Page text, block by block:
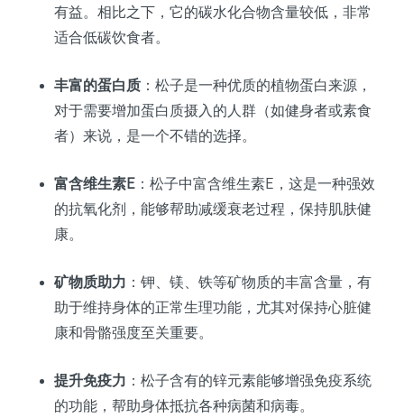
有益。相比之下，它的碳水化合物含量较低，非常
适合低碳饮食者。
丰富的蛋白质 ：松子是一种优质的植物蛋白来源，
对于需要增加蛋白质摄入的人群（如健身者或素食
者）来说，是一个不错的选择。
富含维生素E ：松子中富含维生素E，这是一种强效
的抗氧化剂，能够帮助减缓衰老过程，保持肌肤健
康。
矿物质助力 ：钾、镁、铁等矿物质的丰富含量，有
助于维持身体的正常生理功能，尤其对保持心脏健
康和骨骼强度至关重要。
提升免疫力 ：松子含有的锌元素能够增强免疫系统
的功能，帮助身体抵抗各种病菌和病毒。